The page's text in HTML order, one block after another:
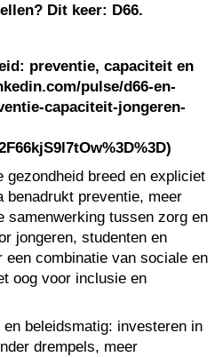
Dit keer: D66.
preventie, capaciteit en
pulse/d66-en-
capaciteit-jongeren-
gezondheid breed en expliciet
benadrukt preventie, meer
samenwerking tussen zorg en
jongeren, studenten en
combinatie van sociale en
oog voor inclusie en
beleidsmatig: investeren in
drempels, meer